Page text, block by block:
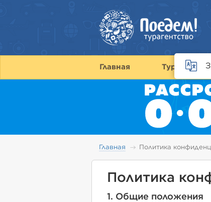
Главная Туры
Главная Политика
Политика
1. Общие положения